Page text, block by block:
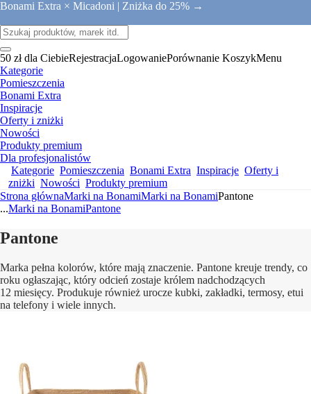
Bonami Extra × Micadoni | Zniżka do 25% →
50 zł dla CiebieRejestracjaLogowaniePorównanie KoszykMenu
Kategorie
Pomieszczenia
Bonami Extra
Inspiracje
Oferty i zniżki
Nowości
Produkty premium
Dla profesjonalistów
Kategorie Pomieszczenia Bonami Extra Inspiracje Oferty i
zniżki Nowości Produkty premium
Strona głównaMarki na BonamiMarki na BonamiPantone
...Marki na BonamiPantone
Pantone
Marka pełna kolorów, które mają znaczenie. Pantone kreuje trendy, co
roku ogłaszając, który odcień zostaje królem nadchodzących
12 miesięcy. Produkuje również urocze kubki, zakładki, termosy, etui
na telefony i wiele innych.